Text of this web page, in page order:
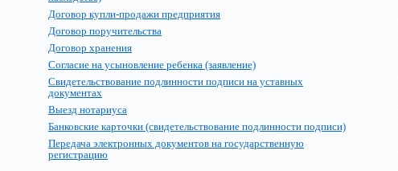
Договор купли-продажи предприятия
Договор поручительства
Договор хранения
Согласие на усыновление ребенка (заявление)
Свидетельствование подлинности подписи на уставных
документах
Выезд нотариуса
Банковские карточки (свидетельствование подлинности подписи)
Передача электронных документов на государственную
регистрацию